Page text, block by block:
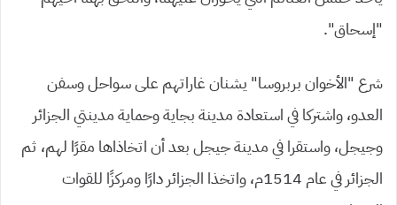
“إسحاق”.
شرع “الأخوان بربروسا” يشنان غاراتهم على سواحل وسفن
العدو، واشتركا في استعادة مدينة بجاية وحماية مدينتي الجزائر
وجيجل، واستقرا في مدينة جيجل بعد أن اتخاذاها مقرًا لهم، ثم
الجزائر في عام 1514م، واتخذا الجزائر دارًا ومركزًا للقوات